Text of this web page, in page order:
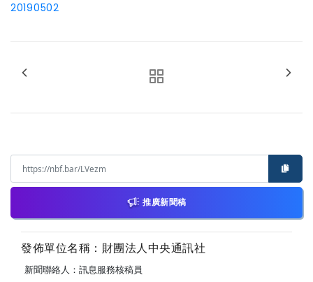
20190502
推廣新聞稿
發佈單位名稱：財團法人中央通訊社
新聞聯絡人：訊息服務核稿員